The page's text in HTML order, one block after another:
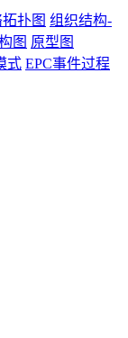
拓扑图 组织结构-
图 原型图
式 EPC事件过程